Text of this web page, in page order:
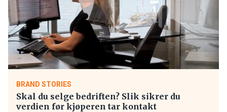
BRAND STORIES
Skal du selge bedriften? Slik sikrer du
verdien før kjøperen tar kontakt